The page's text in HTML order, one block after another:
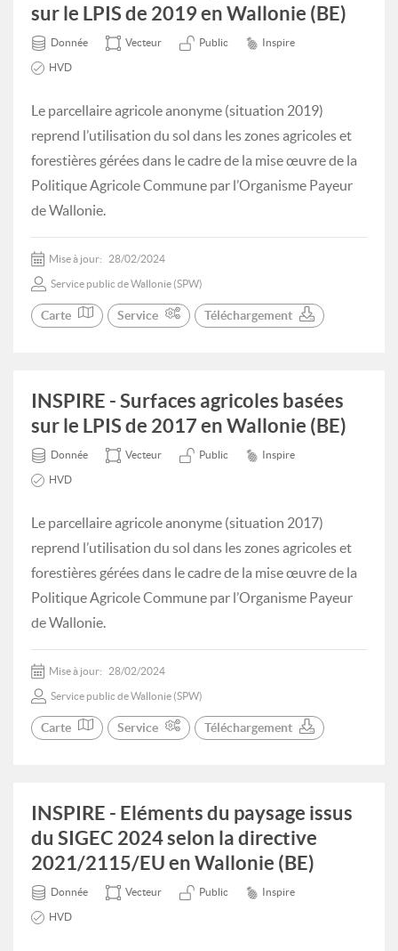
sur le LPIS de 2019 en Wallonie (BE)
Donnée Vecteur Public Inspire
HVD
Le parcellaire agricole anonyme (situation 2019)
reprend l’utilisation du sol dans les zones agricoles et
forestières gérées dans le cadre de la mise œuvre de la
Politique Agricole Commune par l’Organisme Payeur
de Wallonie.
Mise à jour: 28/02/2024
Service public de Wallonie (SPW)
Carte Service Téléchargement
INSPIRE - Surfaces agricoles basées
sur le LPIS de 2017 en Wallonie (BE)
Donnée Vecteur Public Inspire
HVD
Le parcellaire agricole anonyme (situation 2017)
reprend l’utilisation du sol dans les zones agricoles et
forestières gérées dans le cadre de la mise œuvre de la
Politique Agricole Commune par l’Organisme Payeur
de Wallonie.
Mise à jour: 28/02/2024
Service public de Wallonie (SPW)
Carte Service Téléchargement
INSPIRE - Eléments du paysage issus
du SIGEC 2024 selon la directive
2021/2115/EU en Wallonie (BE)
Donnée Vecteur Public Inspire
HVD